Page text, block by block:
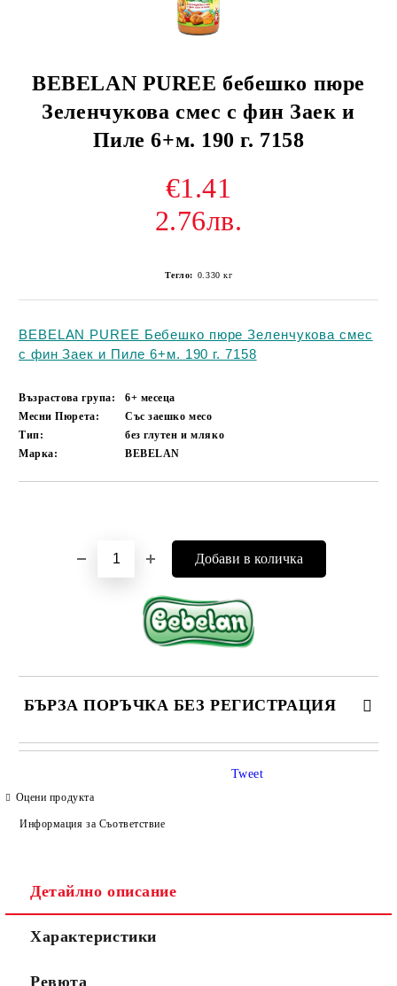
BEBELAN PUREE бебешко пюре
Зеленчукова смес с фин Заек и
Пиле 6+м. 190 г. 7158
€1.41
2.76лв.
Тегло: 0.330 кг
BEBELAN PUREE Бебешко пюре Зеленчукова смес
с фин Заек и Пиле 6+м. 190 г. 7158
Възрастова група:
6+ месеца
Месни Пюрета:
Със заешко месо
Тип:
без глутен и мляко
Марка:
BEBELAN
БЪРЗА ПОРЪЧКА БЕЗ РЕГИСТРАЦИЯ
САМО ПОПЪЛНЕТЕ 4 ПОЛЕТА
Съгласен съм сПолитиката за лични данни
Ние ще се свържем с вас в рамките на работния ден.
Оцени продукта
Информация за Съответствие
Tweet
Детайлно описание
Характеристики
Ревюта